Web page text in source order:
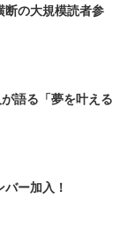
断の大規模読者参
語る「夢を叶える
ー加入！